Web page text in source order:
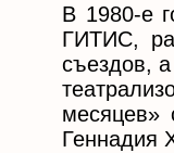
В 1980-е
ГИТИС,
съездов,
месяцев»
Геннадия